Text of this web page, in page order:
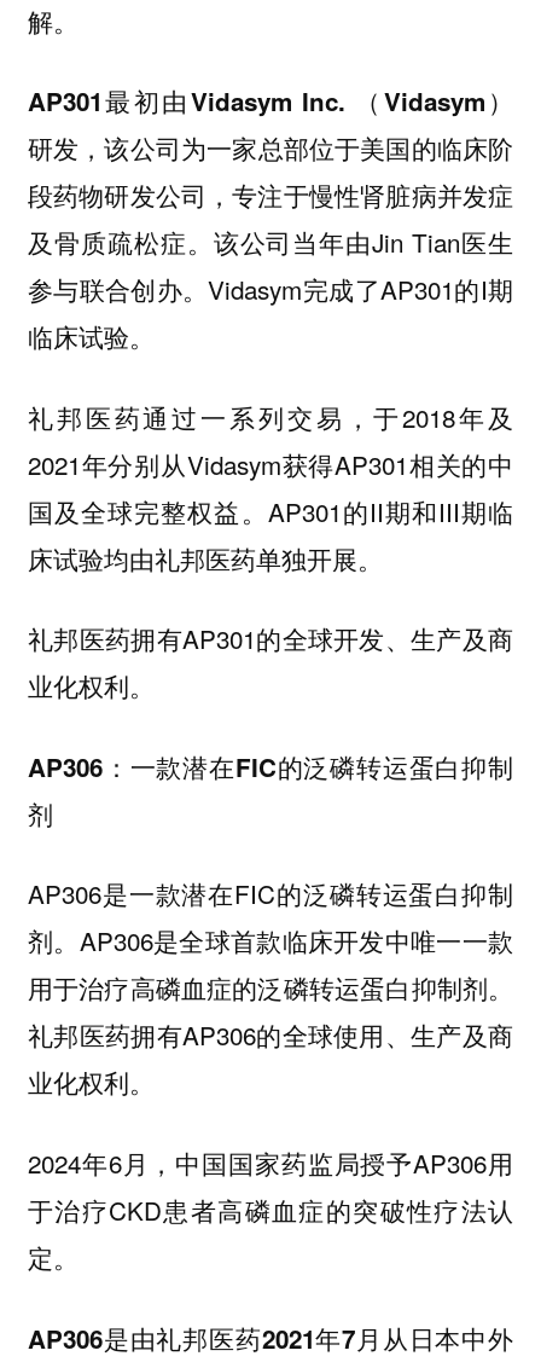
解。
AP301最初由Vidasym Inc. （Vidasym）
研发 ，该公司为一家总部位于美国的临床阶
段药物研发公司，专注于慢性肾脏病并发症
及骨质疏松症。该公司当年由Jin Tian医生
参与联合创办。Vidasym完成了AP301的I期
临床试验。
礼邦医药通过一系列交易，于2018年及
2021年分别从Vidasym获得AP301相关的中
国及全球完整权益。AP301的II期和III期临
床试验均由礼邦医药单独开展。
礼邦医药拥有AP301的全球开发、生产及商
业化权利。
AP306：一款潜在FIC的泛磷转运蛋白抑制
剂
AP306是一款潜在FIC的泛磷转运蛋白抑制
剂。AP306是全球首款临床开发中唯一一款
用于治疗高磷血症的泛磷转运蛋白抑制剂。
礼邦医药拥有AP306的全球使用、生产及商
业化权利。
2024年6月，中国国家药监局授予AP306用
于治疗CKD患者高磷血症的突破性疗法认
定。
AP306是由礼邦医药2021年7月从日本中外